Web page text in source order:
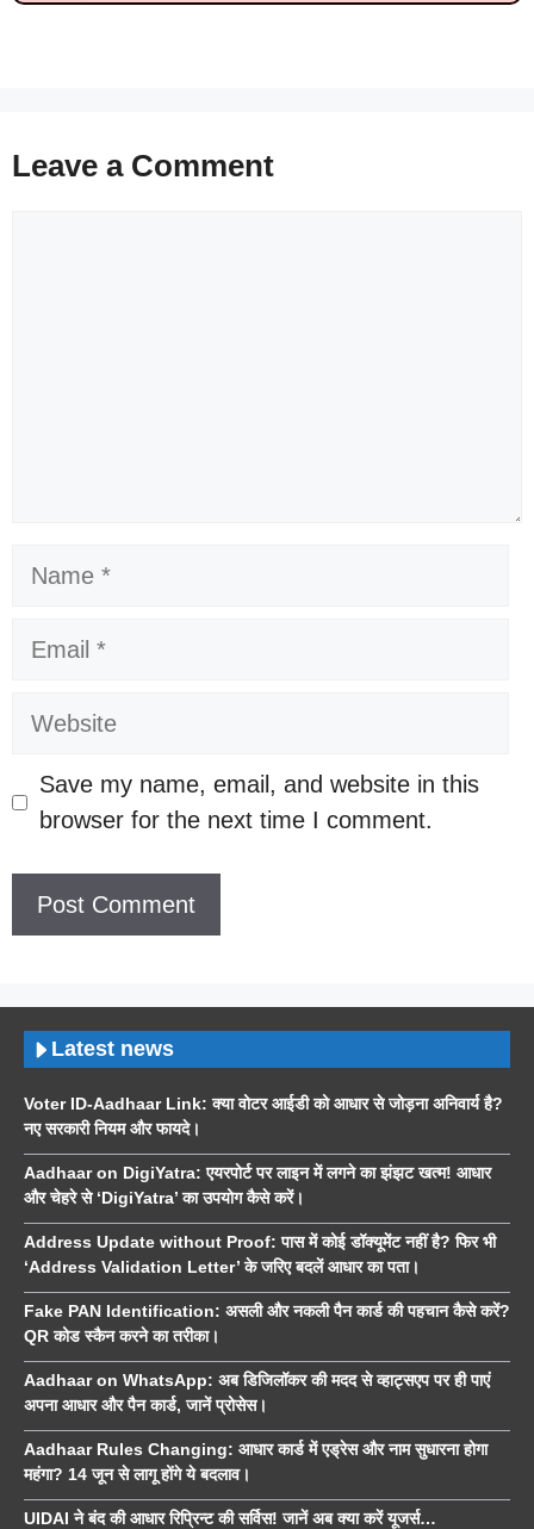
Leave a Comment
Name
Email
Website
Save my name, email, and website in this
browser for the next time I comment.
Latest news
Voter ID-Aadhaar Link: क्या वोटर आईडी को आधार से जोड़ना अनिवार्य है?
नए सरकारी नियम और फायदे।
Aadhaar on DigiYatra: एयरपोर्ट पर लाइन में लगने का झंझट खत्म! आधार
और चेहरे से ‘DigiYatra’ का उपयोग कैसे करें।
Address Update without Proof: पास में कोई डॉक्यूमेंट नहीं है? फिर भी
‘Address Validation Letter’ के जरिए बदलें आधार का पता।
Fake PAN Identification: असली और नकली पैन कार्ड की पहचान कैसे करें?
QR कोड स्कैन करने का तरीका।
Aadhaar on WhatsApp: अब डिजिलॉकर की मदद से व्हाट्सएप पर ही पाएं
अपना आधार और पैन कार्ड, जानें प्रोसेस।
Aadhaar Rules Changing: आधार कार्ड में एड्रेस और नाम सुधारना होगा
महंगा? 14 जून से लागू होंगे ये बदलाव।
UIDAI ने बंद की आधार रिप्रिन्ट की सर्विस! जानें अब क्या करें यूजर्स…